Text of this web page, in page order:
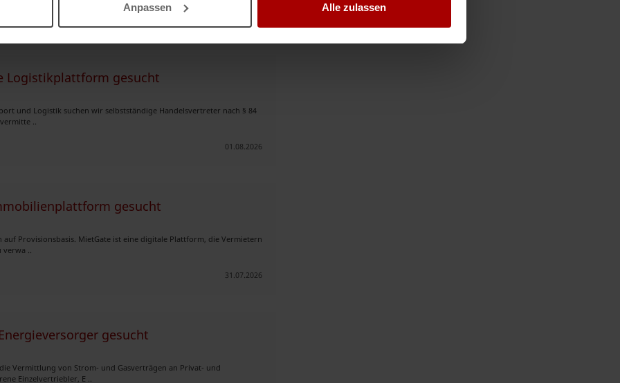
Anpassen Alle zulassen
Logistikplattform gesucht
und Logistik suchen wir selbstständige Handelsvertreter nach § 84
..
01.08.2026
gesucht
Provisionsbasis. MietGate ist eine digitale Plattform, die Vermietern
..
31.07.2026
gesucht
Vermittlung von Strom- und Gasverträgen an Privat- und
Einzelvertriebler, E ..